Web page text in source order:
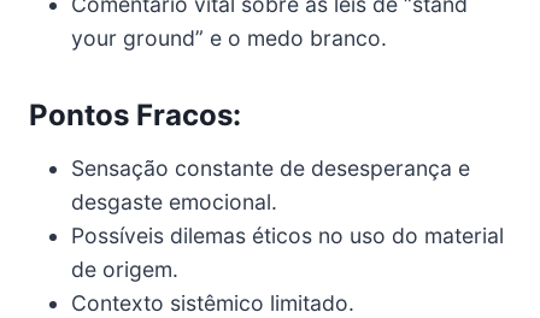
your ground” e o medo branco.
Pontos Fracos:
Sensação constante de desesperança e
desgaste emocional.
Possíveis dilemas éticos no uso do material
de origem.
Contexto sistêmico limitado.